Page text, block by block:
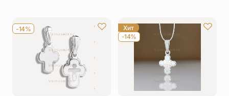
-14%
Хит
-14%